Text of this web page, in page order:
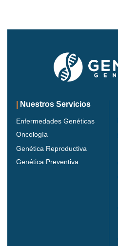
Nuestros Servicios
Enfermedades Genéticas
Oncología
Genética Reproductiva
Genética Preventiva